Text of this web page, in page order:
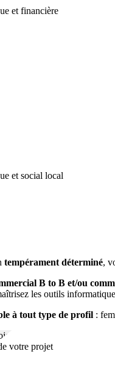
et financière
et social local
tempérament déterminé,
B to B et/ou
les outils
à tout type de profil :
votre projet